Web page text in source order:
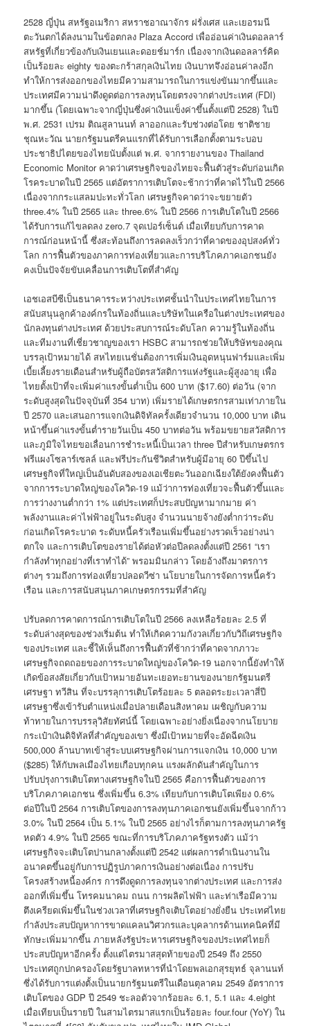
2528 ญี่ปุ่น สหรัฐอเมริกา สหราชอาณาจักร ฝรั่งเศส และเยอรมนี
ตะวันตกได้ลงนามในข้อตกลง Plaza Accord เพื่ออ่อนค่าเงินดอลลาร์
สหรัฐที่เกี่ยวข้องกับเงินเยนและดอยช์มาร์ก เนื่องจากเงินดอลลาร์คิด
เป็นร้อยละ eighty ของตะกร้าสกุลเงินไทย เงินบาทจึงอ่อนค่าลงอีก
ทำให้การส่งออกของไทยมีความสามารถในการแข่งขันมากขึ้นและ
ประเทศมีความน่าดึงดูดต่อการลงทุนโดยตรงจากต่างประเทศ (FDI)
มากขึ้น (โดยเฉพาะจากญี่ปุ่นซึ่งค่าเงินแข็งค่าขึ้นตั้งแต่ปี 2528) ในปี
พ.ศ. 2531 เปรม ติณสูลานนท์ ลาออกและรับช่วงต่อโดย ชาติชาย
ชุณหะวัณ นายกรัฐมนตรีคนแรกที่ได้รับการเลือกตั้งตามระบอบ
ประชาธิปไตยของไทยนับตั้งแต่ พ.ศ. จากรายงานของ Thailand
Economic Monitor คาดว่าเศรษฐกิจของไทยจะฟื้นตัวสู่ระดับก่อนเกิด
โรคระบาดในปี 2565 แต่อัตราการเติบโตจะช้ากว่าที่คาดไว้ในปี 2566
เนื่องจากกระแสลมปะทะทั่วโลก เศรษฐกิจคาดว่าจะขยายตัว
three.4% ในปี 2565 และ three.6% ในปี 2566 การเติบโตในปี 2566
ได้รับการแก้ไขลดลง zero.7 จุดเปอร์เซ็นต์ เมื่อเทียบกับการคาด
การณ์ก่อนหน้านี้ ซึ่งสะท้อนถึงการลดลงเร็วกว่าที่คาดของอุปสงค์ทั่ว
โลก การฟื้นตัวของภาคการท่องเที่ยวและการบริโภคภาคเอกชนยัง
คงเป็นปัจจัยขับเคลื่อนการเติบโตที่สำคัญ
เอชเอสบีซีเป็นธนาคารระหว่างประเทศชั้นนำในประเทศไทยในการ
สนับสนุนลูกค้าองค์กรในท้องถิ่นและบริษัทในเครือในต่างประเทศของ
นักลงทุนต่างประเทศ ด้วยประสบการณ์ระดับโลก ความรู้ในท้องถิ่น
และทีมงานที่เชี่ยวชาญของเรา HSBC สามารถช่วยให้บริษัทของคุณ
บรรลุเป้าหมายได้ สหไทยเนชั่นต้องการเพิ่มเงินอุดหนุนฟาร์มและเพิ่ม
เบี้ยเลี้ยงรายเดือนสำหรับผู้ถือบัตรสวัสดิการแห่งรัฐและผู้สูงอายุ เพื่อ
ไทยตั้งเป้าที่จะเพิ่มค่าแรงขั้นต่ำเป็น 600 บาท ($17.60) ต่อวัน (จาก
ระดับสูงสุดในปัจจุบันที่ 354 บาท) เพิ่มรายได้เกษตรกรสามเท่าภายใน
ปี 2570 และเสนอการแจกเงินดิจิทัลครั้งเดียวจำนวน 10,000 บาท เดิน
หน้าขึ้นค่าแรงขั้นต่ำรายวันเป็น 450 บาทต่อวัน พร้อมขยายสวัสดิการ
และภูมิใจไทยขอเลื่อนการชำระหนี้เป็นเวลา three ปีสำหรับเกษตรกร
ฟรีแผงโซลาร์เซลล์ และฟรีประกันชีวิตสำหรับผู้มีอายุ 60 ปีขึ้นไป
เศรษฐกิจที่ใหญ่เป็นอันดับสองของเอเชียตะวันออกเฉียงใต้ยังคงฟื้นตัว
จากการระบาดใหญ่ของโควิด-19 แม้ว่าการท่องเที่ยวจะฟื้นตัวขึ้นและ
การว่างงานต่ำกว่า 1% แต่ประเทศก็ประสบปัญหามากมาย ค่า
พลังงานและค่าไฟฟ้าอยู่ในระดับสูง จำนวนนายจ้างยังต่ำกว่าระดับ
ก่อนเกิดโรคระบาด ระดับหนี้ครัวเรือนเพิ่มขึ้นอย่างรวดเร็วอย่างน่า
ตกใจ และการเติบโตของรายได้ต่อหัวต่อปีลดลงตั้งแต่ปี 2561 “เรา
กำลังทำทุกอย่างที่เราทำได้” พรอมมินกล่าว โดยอ้างถึงมาตรการ
ต่างๆ รวมถึงการท่องเที่ยวปลอดวีซ่า นโยบายในการจัดการหนี้ครัว
เรือน และการสนับสนุนภาคเกษตรกรรมที่สำคัญ
ปรับลดการคาดการณ์การเติบโตในปี 2566 ลงเหลือร้อยละ 2.5 ที่
ระดับล่างสุดของช่วงเริ่มต้น ทำให้เกิดความกังวลเกี่ยวกับวิถีเศรษฐกิจ
ของประเทศ และชี้ให้เห็นถึงการฟื้นตัวที่ช้ากว่าที่คาดจากภาวะ
เศรษฐกิจถดถอยของการระบาดใหญ่ของโควิด-19 นอกจากนี้ยังทำให้
เกิดข้อสงสัยเกี่ยวกับเป้าหมายอันทะเยอทะยานของนายกรัฐมนตรี
เศรษฐา ทวีสิน ที่จะบรรลุการเติบโตร้อยละ 5 ตลอดระยะเวลาสี่ปี
เศรษฐาซึ่งเข้ารับตำแหน่งเมื่อปลายเดือนสิงหาคม เผชิญกับความ
ท้าทายในการบรรลุวิสัยทัศน์นี้ โดยเฉพาะอย่างยิ่งเนื่องจากนโยบาย
กระเป๋าเงินดิจิทัลที่สำคัญของเขา ซึ่งมีเป้าหมายที่จะอัดฉีดเงิน
500,000 ล้านบาทเข้าสู่ระบบเศรษฐกิจผ่านการแจกเงิน 10,000 บาท
($285) ให้กับพลเมืองไทยเกือบทุกคน แรงผลักดันสำคัญในการ
ปรับปรุงการเติบโตทางเศรษฐกิจในปี 2565 คือการฟื้นตัวของการ
บริโภคภาคเอกชน ซึ่งเพิ่มขึ้น 6.3% เทียบกับการเติบโตเพียง 0.6%
ต่อปีในปี 2564 การเติบโตของการลงทุนภาคเอกชนยังเพิ่มขึ้นจากก้าว
3.0% ในปี 2564 เป็น 5.1% ในปี 2565 อย่างไรก็ตามการลงทุนภาครัฐ
หดตัว 4.9% ในปี 2565 ขณะที่การบริโภคภาครัฐทรงตัว แม้ว่า
เศรษฐกิจจะเติบโตปานกลางตั้งแต่ปี 2542 แต่ผลการดำเนินงานใน
อนาคตขึ้นอยู่กับการปฏิรูปภาคการเงินอย่างต่อเนื่อง การปรับ
โครงสร้างหนี้องค์กร การดึงดูดการลงทุนจากต่างประเทศ และการส่ง
ออกที่เพิ่มขึ้น โทรคมนาคม ถนน การผลิตไฟฟ้า และท่าเรือมีความ
ตึงเครียดเพิ่มขึ้นในช่วงเวลาที่เศรษฐกิจเติบโตอย่างยั่งยืน ประเทศไทย
กำลังประสบปัญหาการขาดแคลนวิศวกรและบุคลากรด้านเทคนิคที่มี
ทักษะเพิ่มมากขึ้น ภายหลังรัฐประหารเศรษฐกิจของประเทศไทยก็
ประสบปัญหาอีกครั้ง ตั้งแต่ไตรมาสสุดท้ายของปี 2549 ถึง 2550
ประเทศถูกปกครองโดยรัฐบาลทหารที่นำโดยพลเอกสุรยุทธ์ จุลานนท์
ซึ่งได้รับการแต่งตั้งเป็นนายกรัฐมนตรีในเดือนตุลาคม 2549 อัตราการ
เติบโตของ GDP ปี 2549 ชะลอตัวจากร้อยละ 6.1, 5.1 และ 4.eight
เมื่อเทียบเป็นรายปี ในสามไตรมาสแรกเป็นร้อยละ four.four (YoY) ใน